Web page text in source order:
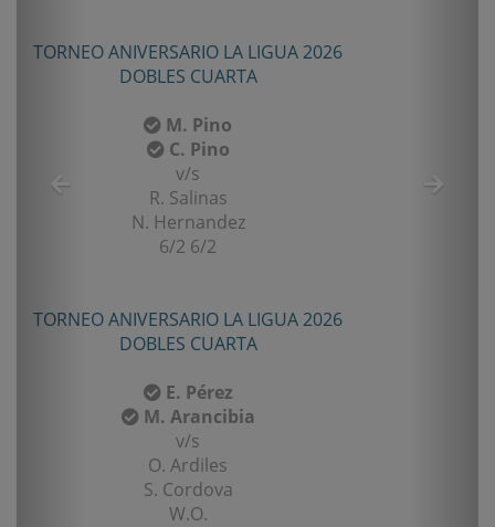
TORNEO ANIVERSARIO LA LIGUA 2026
DOBLES CUARTA
M. Pino
C. Pino
v/s
R. Salinas
N. Hernandez
6/2 6/2
TORNEO ANIVERSARIO LA LIGUA 2026
DOBLES CUARTA
E. Pérez
M. Arancibia
v/s
O. Ardiles
S. Cordova
W.O.